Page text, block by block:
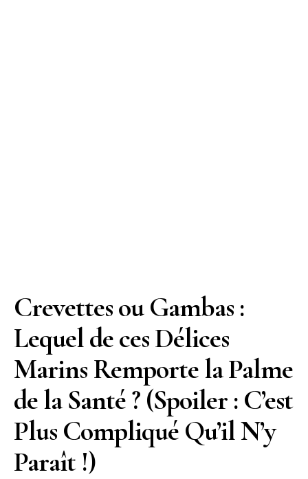
Crevettes ou Gambas :
Lequel de ces Délices
Marins Remporte la Palme
de la Santé ? (Spoiler : C’est
Plus Compliqué Qu’il N’y
Paraît !)